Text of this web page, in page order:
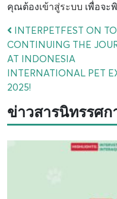
คุณต้องเข้าสู่ระบบ เพื่อจะ
INTERPETFEST ON
CONTINUING THE
AT INDONESIA
INTERNATIONAL PET
2025!
ข่าวสารนิทรรศก